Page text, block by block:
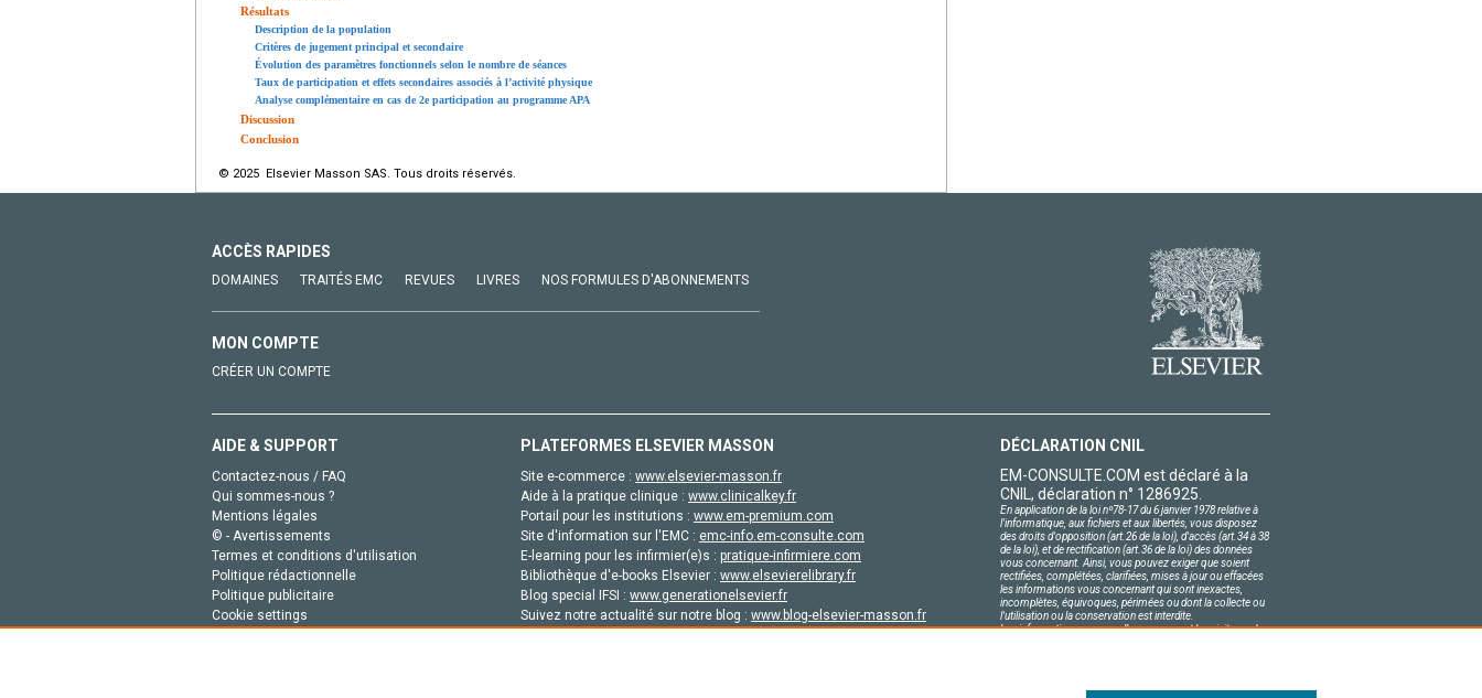
Résultats
Description de la population
Critères de jugement principal et secondaire
Évolution des paramètres fonctionnels selon le nombre de séances
Taux de participation et effets secondaires associés à l’activité physique
Analyse complémentaire en cas de 2e participation au programme APA
Discussion
Conclusion
© 2025 Elsevier Masson SAS. Tous droits réservés.
ACCÈS RAPIDES
DOMAINES TRAITÉS EMC REVUES LIVRES NOS FORMULES D'ABONNEMENTS
MON COMPTE
CRÉER UN COMPTE
AIDE & SUPPORT
Contactez-nous / FAQ
Qui sommes-nous ?
Mentions légales
© - Avertissements
Termes et conditions d'utilisation
Politique rédactionnelle
Politique publicitaire
Cookie settings
PLATEFORMES ELSEVIER MASSON
Site e-commerce : www.elsevier-masson.fr
Aide à la pratique clinique : www.clinicalkey.fr
Portail pour les institutions : www.em-premium.com
Site d'information sur l'EMC : emc-info.em-consulte.com
E-learning pour les infirmier(e)s : pratique-infirmiere.com
Bibliothèque d'e-books Elsevier : www.elsevierelibrary.fr
Blog special IFSI : www.generationelsevier.fr
Suivez notre actualité sur notre blog : www.blog-elsevier-masson.fr
DÉCLARATION CNIL
EM-CONSULTE.COM est déclaré à la
CNIL, déclaration n° 1286925.
En application de la loi nº78-17 du 6 janvier 1978 relative à
l'informatique, aux fichiers et aux libertés, vous disposez
des droits d'opposition (art.26 de la loi), d'accès (art.34 à 38
de la loi), et de rectification (art.36 de la loi) des données
vous concernant. Ainsi, vous pouvez exiger que soient
rectifiées, complétées, clarifiées, mises à jour ou effacées
les informations vous concernant qui sont inexactes,
incomplètes, équivoques, périmées ou dont la collecte ou
l'utilisation ou la conservation est interdite.
Les informations personnelles concernant les visiteurs de